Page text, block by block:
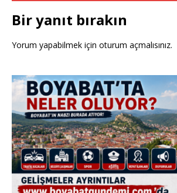
Bir yanıt bırakın
Yorum yapabilmek için oturum açmalısınız.